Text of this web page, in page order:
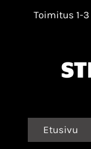
Toimitus 1-
Etusivu